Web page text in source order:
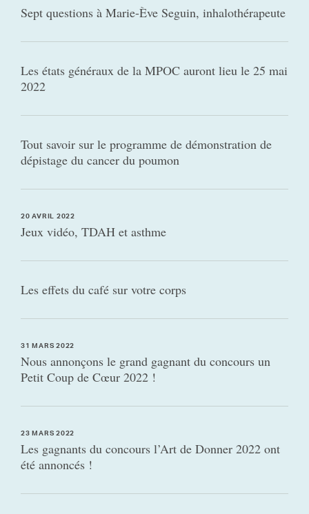
Sept questions à Marie-Ève Seguin, inhalothérapeute
Les états généraux de la MPOC auront lieu le 25 mai
2022
Tout savoir sur le programme de démonstration de
dépistage du cancer du poumon
20 AVRIL 2022
Jeux vidéo, TDAH et asthme
Les effets du café sur votre corps
31 MARS 2022
Nous annonçons le grand gagnant du concours un
Petit Coup de Cœur 2022 !
23 MARS 2022
Les gagnants du concours l’Art de Donner 2022 ont
été annoncés !